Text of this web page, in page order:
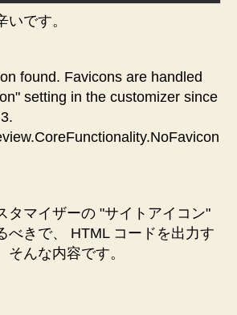
です。
found. Favicons are handled
setting in the customizer since
タマイザーの "サイトアイコン"
べきで、 HTML コードを出力す
そんな内容です。